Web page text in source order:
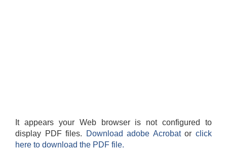
It appears your Web browser is not configured to
display PDF files.
Download adobe Acrobatorclick
here to download the PDF file.